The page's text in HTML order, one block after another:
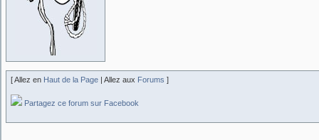
[ Allez en Haut de la Page | Allez aux Forums ]
Partagez ce forum sur Facebook